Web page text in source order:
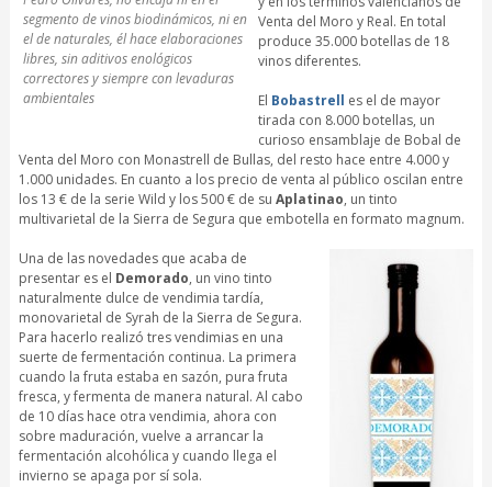
segmento de vinos biodinámicos, ni en
el de naturales, él hace elaboraciones
libres, sin aditivos enológicos
correctores y siempre con levaduras
ambientales
Venta del Moro y Real. En total
produce 35.000 botellas de 18
vinos diferentes.
El Bobastrell es el de mayor
tirada con 8.000 botellas, un
curioso ensamblaje de Bobal de
Venta del Moro con Monastrell de Bullas, del resto hace entre 4.000 y
1.000 unidades. En cuanto a los precio de venta al público oscilan entre
los 13 € de la serie Wild y los 500 € de su Aplatinao, un tinto
multivarietal de la Sierra de Segura que embotella en formato magnum.
Una de las novedades que acaba de
presentar es el Demorado, un vino tinto
naturalmente dulce de vendimia tardía,
monovarietal de Syrah de la Sierra de Segura.
Para hacerlo realizó tres vendimias en una
suerte de fermentación continua. La primera
cuando la fruta estaba en sazón, pura fruta
fresca, y fermenta de manera natural. Al cabo
de 10 días hace otra vendimia, ahora con
sobre maduración, vuelve a arrancar la
fermentación alcohólica y cuando llega el
invierno se apaga por sí sola.